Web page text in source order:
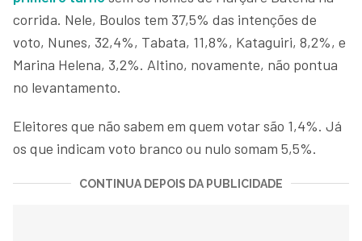
corrida. Nele, Boulos tem 37,5% das intenções de
voto, Nunes, 32,4%, Tabata, 11,8%, Kataguiri, 8,2%, e
Marina Helena, 3,2%. Altino, novamente, não pontua
no levantamento.
Eleitores que não sabem em quem votar são 1,4%. Já
os que indicam voto branco ou nulo somam 5,5%.
CONTINUA DEPOIS DA PUBLICIDADE